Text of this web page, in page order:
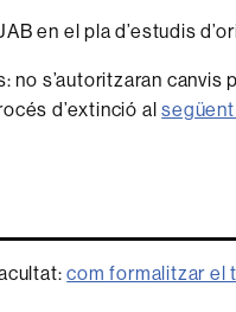
en el pla d’estudis
no s’autoritzaran canvis
d’extinció al
com formalitzar el